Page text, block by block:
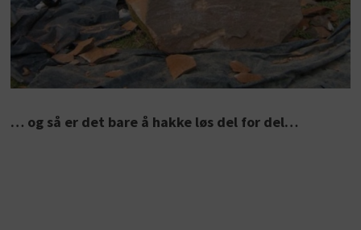
… og så er det bare å hakke løs del for del…